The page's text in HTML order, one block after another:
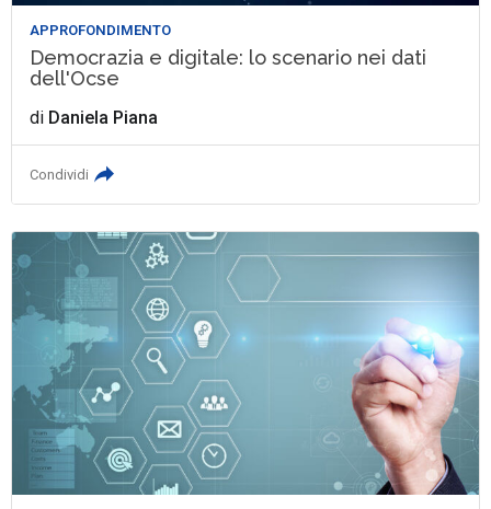
APPROFONDIMENTO
Democrazia e digitale: lo scenario nei dati
dell'Ocse
di Daniela Piana
Condividi